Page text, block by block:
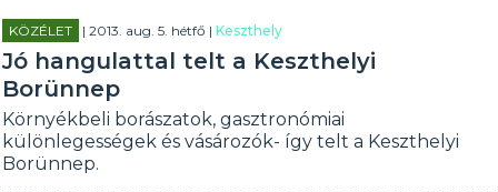
KÖZÉLET | 2013. aug. 5. hétfő |Keszthely
Jó hangulattal telt a Keszthelyi
Borünnep
Környékbeli borászatok, gasztronómiai
különlegességek és vásározók- így telt a Keszthelyi
Borünnep.